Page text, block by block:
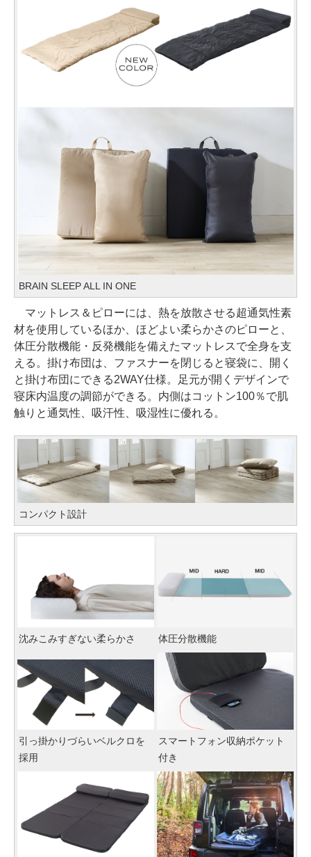
BRAIN SLEEP ALL IN ONE
マットレス＆ピローには、熱を放散させる超通気性素
材を使用しているほか、ほどよい柔らかさのピローと、
体圧分散機能・反発機能を備えたマットレスで全身を支
える。掛け布団は、ファスナーを閉じると寝袋に、開く
と掛け布団にできる2WAY仕様。足元が開くデザインで
寝床内温度の調節ができる。内側はコットン100％で肌
触りと通気性、吸汗性、吸湿性に優れる。
コンパクト設計
沈みこみすぎない柔らかさ 体圧分散機能
引っ掛かりづらいベルクロを
採用
スマートフォン収納ポケット
付き